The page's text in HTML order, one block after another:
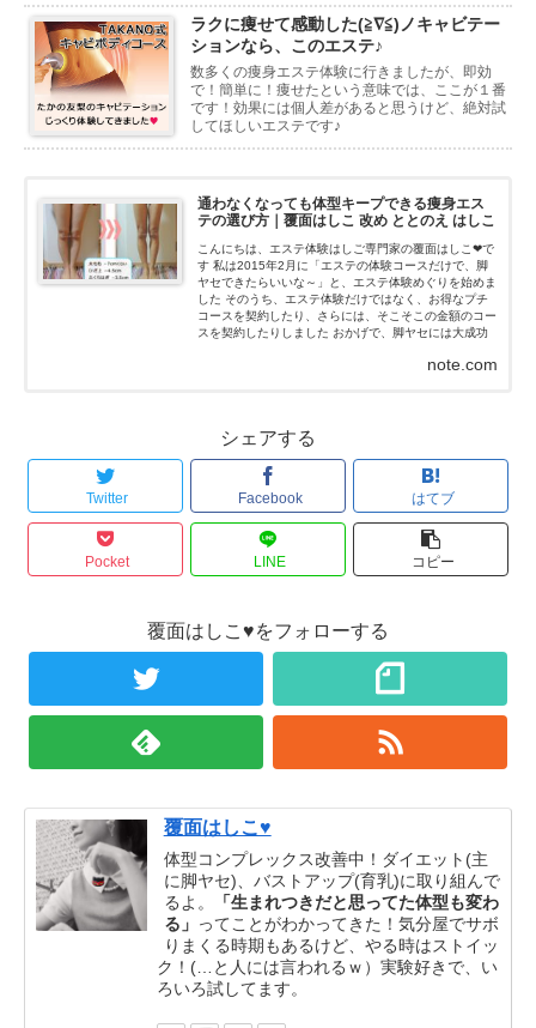
ラクに痩せて感動した(≧∇≦)ノキャビテー
ションなら、このエステ♪
数多くの痩身エステ体験に行きましたが、即効
で！簡単に！痩せたという意味では、ここが１番
です！効果には個人差があると思うけど、絶対試
してほしいエステです♪
通わなくなっても体型キープできる痩身エス
テの選び方｜覆面はしこ 改め ととのえ はしこ
こんにちは、エステ体験はしご専門家の覆面はしこ❤で
す 私は2015年2月に「エステの体験コースだけで、脚
ヤセできたらいいな～」と、エステ体験めぐりを始めま
した そのうち、エステ体験だけではなく、お得なプチ
コースを契約したり、さらには、そこそこの金額のコー
スを契約したりしました おかげで、脚ヤセには大成功
note.com
シェアする
Twitter Facebook はてブ
Pocket LINE コピー
覆面はしこ♥をフォローする
覆面はしこ♥
体型コンプレックス改善中！ダイエット(主
に脚ヤセ)、バストアップ(育乳)に取り組んで
るよ。
「生まれつきだと思ってた体型も変わ
る」 ってことがわかってきた！気分屋でサボ
りまくる時期もあるけど、やる時はストイッ
ク！(…と人には言われるｗ）実験好きで、い
ろいろ試してます。